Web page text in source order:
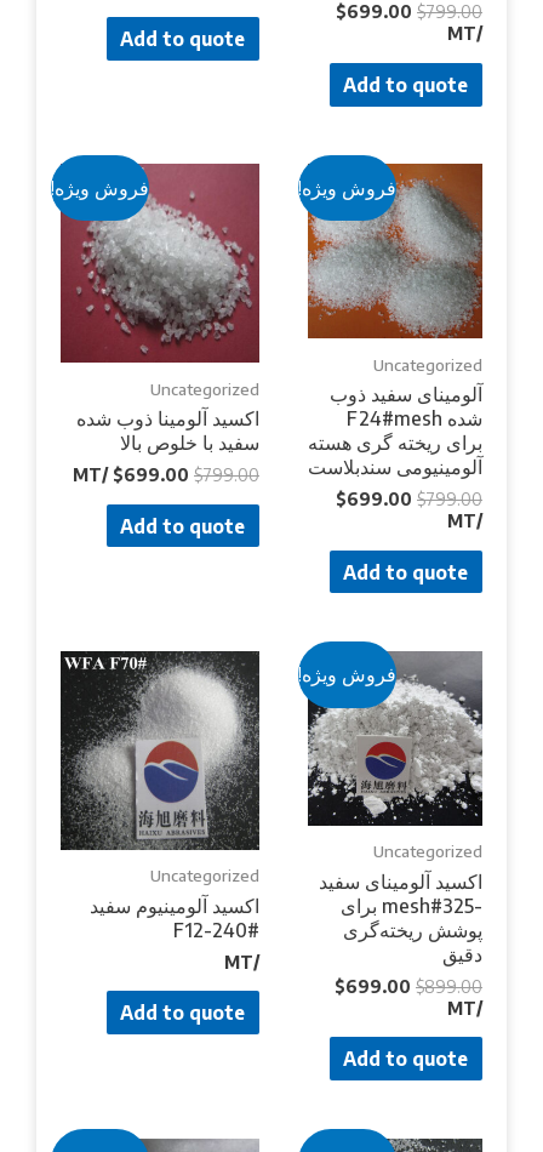
$799.00
$699.00
Add to quote
Add to quote
فروش ویژه!
Uncategorized
آلومینای سفید ذوب
شده F24#mesh
برای ریخته گری هسته
آلومینیومی سندبلاست
$799.00
$699.00
Add to quote
فروش ویژه!
Uncategorized
اکسید آلومینا ذوب شده
سفید با خلوص بالا
$799.00
$699.00
/MT
Add to quote
فروش ویژه!
Uncategorized
اکسید آلومینای سفید
-325#mesh برای
پوشش ریخته‌گری
دقیق
$899.00
$699.00
Add to quote
Uncategorized
اکسید آلومینیوم سفید
F12-240#
Add to quote